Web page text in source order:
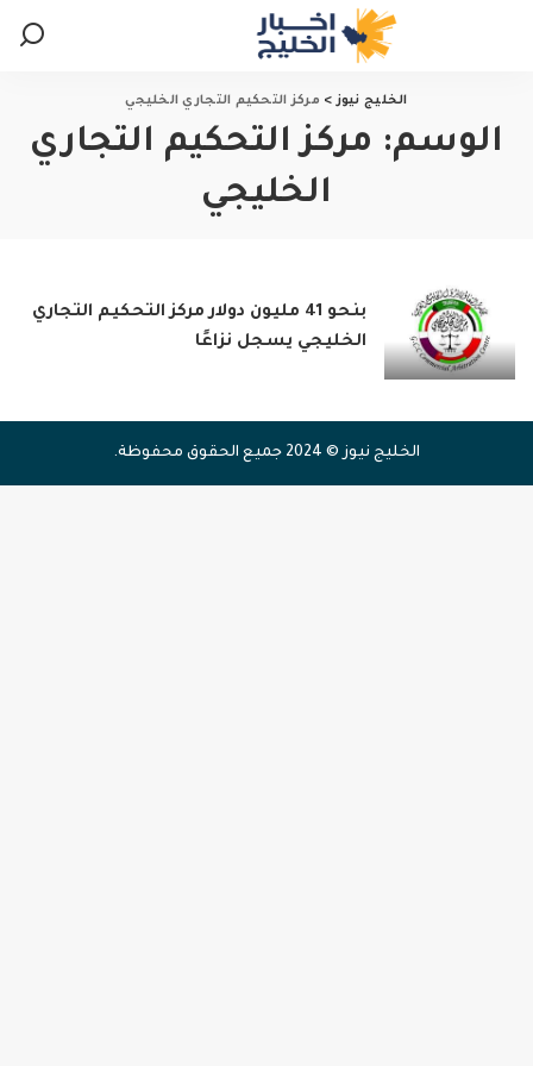
الخليج نيوز> مركز التحكيم التجاري الخليجي
الوسم: مركز التحكيم التجاري
الخليجي
بنحو 41 مليون دولار مركز التحكيم التجاري
الخليجي يسجل نزاعًا
الخليج نيوز © 2024 جميع الحقوق محفوظة.